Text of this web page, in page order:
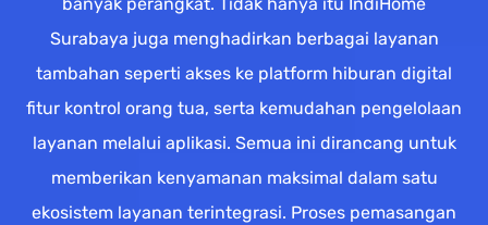
Surabaya juga menghadirkan berbagai layanan
tambahan seperti akses ke platform hiburan digital
fitur kontrol orang tua, serta kemudahan pengelolaan
layanan melalui aplikasi. Semua ini dirancang untuk
memberikan kenyamanan maksimal dalam satu
ekosistem layanan terintegrasi. Proses pemasangan